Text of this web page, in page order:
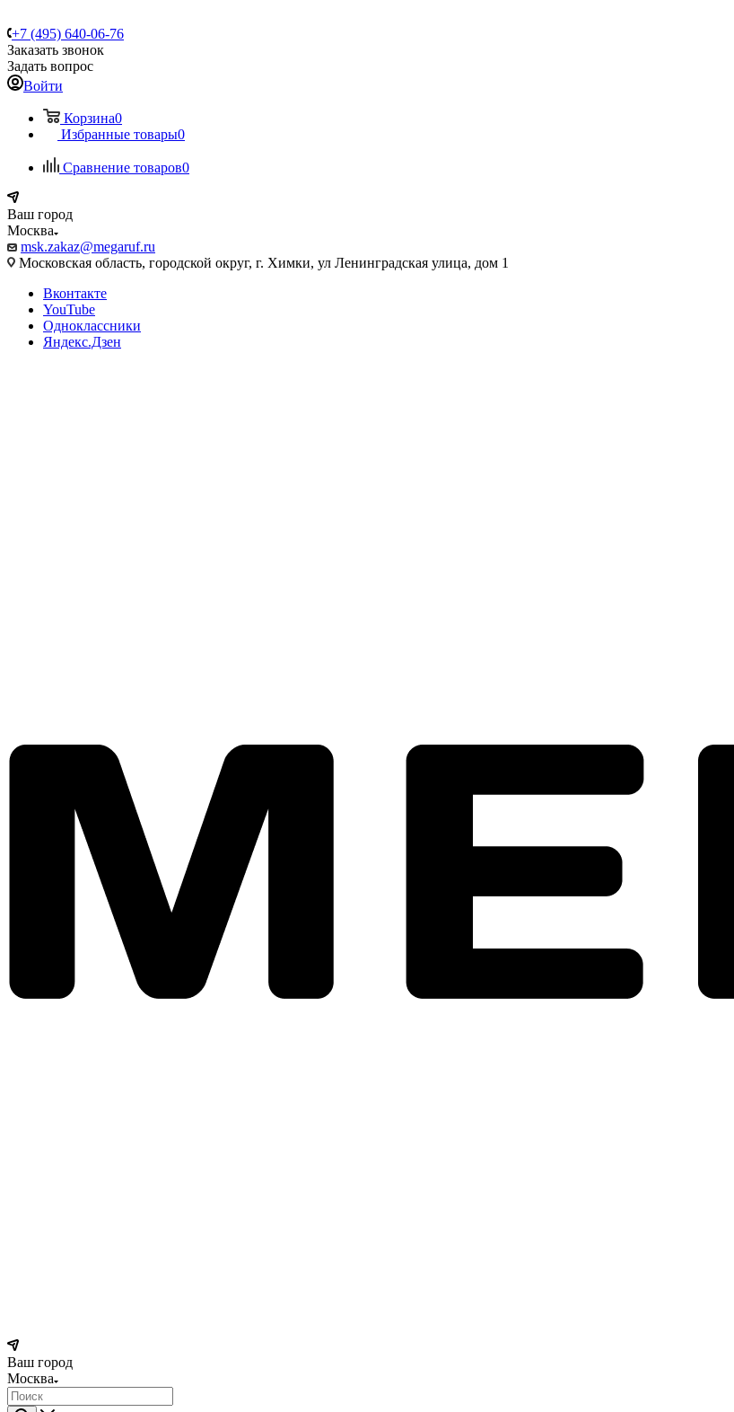
+7 (495) 640-06-76
Заказать звонок
Задать вопрос
Войти
Корзина0
Избранные товары0
Сравнение товаров0
Ваш город
Москва
msk.zakaz@megaruf.ru
Московская область, городской округ, г. Химки, ул Ленинградская улица, дом 1
Вконтакте
YouTube
Одноклассники
Яндекс.Дзен
Ваш город
Москва